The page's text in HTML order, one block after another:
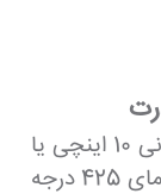
دستور پخت نان ذرت یک ماهیتابه چدنی 10 اینچی یا
25 سانتی را در فر قرار دهید و فر را با دمای 425 درجه